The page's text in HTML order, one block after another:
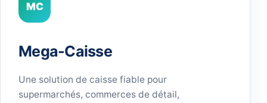
MC
Mega-Caisse
Une solution de caisse fiable pour
supermarchés, commerces de détail,